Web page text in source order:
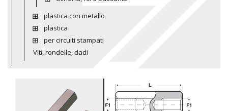
plastica con metallo
plastica
per circuiti stampati
Viti, rondelle, dadi